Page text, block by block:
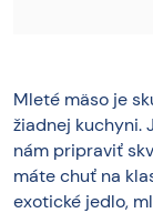
Mleté mäso je
žiadnej kuchyni.
nám pripraviť
máte chuť na
exotické jedlo,